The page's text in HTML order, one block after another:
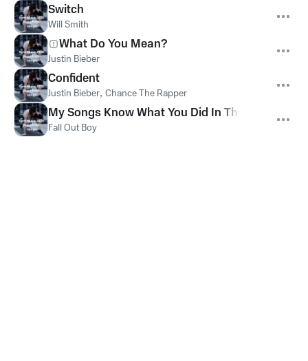
Switch
Will Smith
What Do You Mean?
Justin Bieber
Confident
Justin Bieber, Chance The Rapper
My Songs Know What You Did In The Dark
Fall Out Boy